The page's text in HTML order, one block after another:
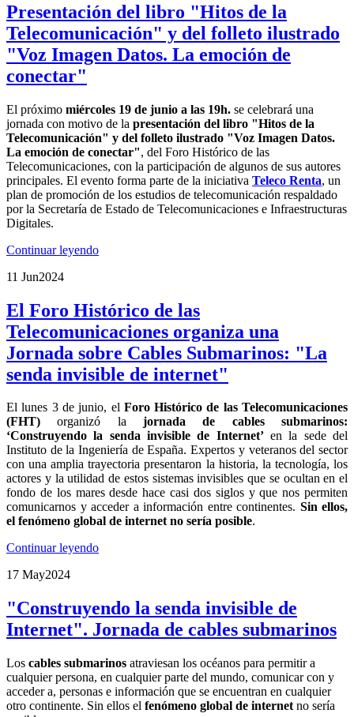
Presentación del libro "Hitos de la
Telecomunicación" y del folleto ilustrado
"Voz Imagen Datos. La emoción de
conectar"
El próximo miércoles 19 de junio a las 19h. se celebrará una
jornada con motivo de la presentación del libro "Hitos de la
Telecomunicación" y del folleto ilustrado "Voz Imagen Datos.
La emoción de conectar", del Foro Histórico de las
Telecomunicaciones, con la participación de algunos de sus autores
principales. El evento forma parte de la iniciativa Teleco Renta, un
plan de promoción de los estudios de telecomunicación respaldado
por la Secretaría de Estado de Telecomunicaciones e Infraestructuras
Digitales.
Continuar leyendo
11 Jun2024
El Foro Histórico de las
Telecomunicaciones organiza una
Jornada sobre Cables Submarinos: "La
senda invisible de internet"
El lunes 3 de junio, el Foro Histórico de las Telecomunicaciones
(FHT) organizó la jornada de cables submarinos:
‘Construyendo la senda invisible de Internet’en la sede del
Instituto de la Ingeniería de España. Expertos y veteranos del sector
con una amplia trayectoria presentaron la historia, la tecnología, los
actores y la utilidad de estos sistemas invisibles que se ocultan en el
fondo de los mares desde hace casi dos siglos y que nos permiten
comunicarnos y acceder a información entre continentes. Sin ellos,
el fenómeno global de internet no sería posible.
Continuar leyendo
17 May2024
"Construyendo la senda invisible de
Internet". Jornada de cables submarinos
Los cables submarinos atraviesan los océanos para permitir a
cualquier persona, en cualquier parte del mundo, comunicar con y
acceder a, personas e información que se encuentran en cualquier
otro continente. Sin ellos el fenómeno global de internet no sería